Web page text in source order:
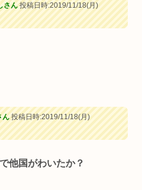
さん投稿日時:2019/11/18(月)
ん投稿日時:2019/11/18(月)
他国がわいたか？